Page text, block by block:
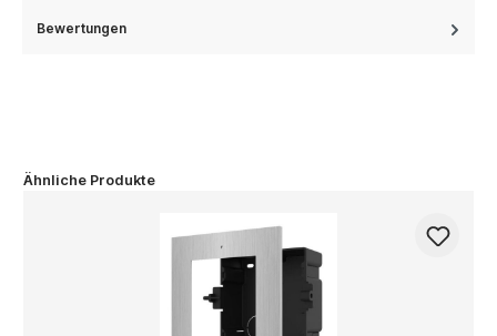
Bewertungen
Ähnliche Produkte